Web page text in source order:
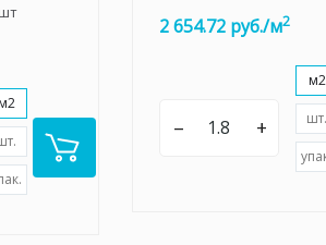
м2
2 654.72 руб./м2
– +
м2
шт.